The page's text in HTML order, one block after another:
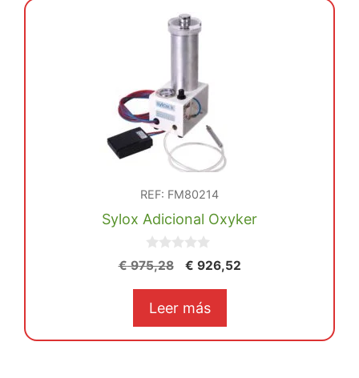
REF: FM80214
Sylox Adicional Oxyker
0
d
€975,28
El
original
€ 975,28.
€ 926,52El
€ 926,52.
Leer más